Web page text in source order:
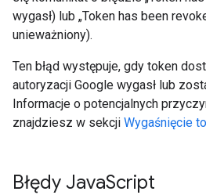
wygasł) lub „Token has been
unieważniony).
Ten błąd występuje, gdy token
autoryzacji Google wygasł lub
Informacje o potencjalnych
znajdziesz w sekcji Wygaśnięcie
Błędy JavaScript